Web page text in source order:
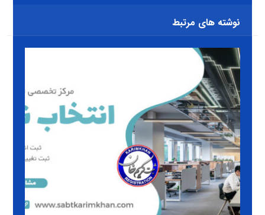
نوشته های مرتبط